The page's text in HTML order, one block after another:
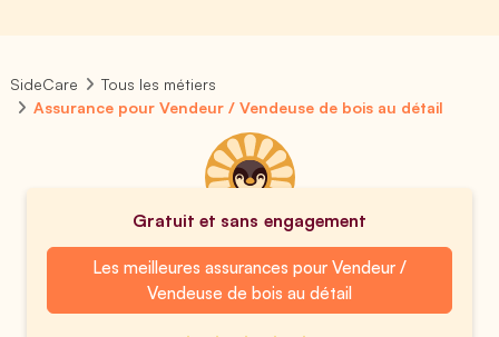
SideCare
Tous les métiers
Assurance pour Vendeur / Vendeuse de bois au détail
Gratuit et sans engagement
Les meilleures assurances pour Vendeur /
Vendeuse de bois au détail